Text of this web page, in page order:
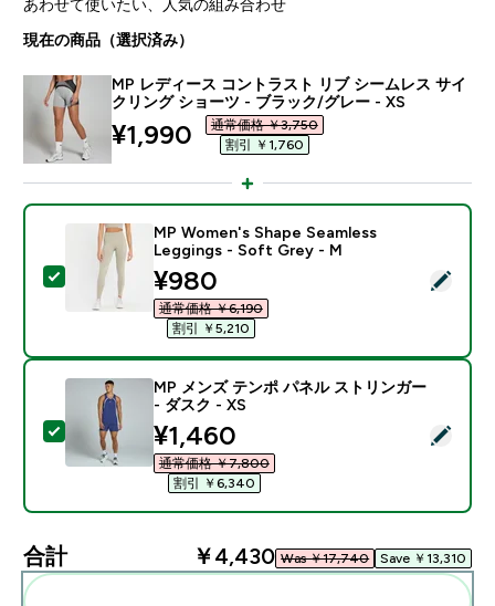
あわせて使いたい、人気の組み合わせ
現在の商品（選択済み）
MP レディース コントラスト リブ シームレス サイ
クリング ショーツ - ブラック/グレー - XS
discounted price
¥1,990‎
通常価格 ￥3,750‎
割引 ￥1,760‎
この商品を選択 - MP Women's Shape Seamless
MP Women's Shape Seamless
Leggings - Soft Grey - M
discounted price
¥980‎
通常価格 ￥6,190‎
割引 ￥5,210‎
この商品を選択 - MP メンズ テンポ パネル ストリン
MP メンズ テンポ パネル ストリンガー
- ダスク - XS
discounted price
¥1,460‎
通常価格 ￥7,800‎
割引 ￥6,340‎
合計 ￥4,430‎ Was ￥17,740‎ Save ￥13,310‎